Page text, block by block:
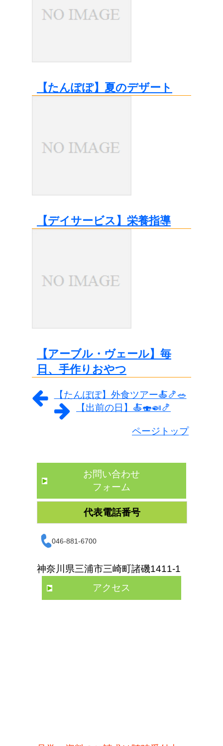
【たんぽぽ】夏のデザート
【デイサービス】栄養指導
【アーブル・ヴェール】毎
日、手作りおやつ
【たんぽぽ】外食ツアー🍝🍤🥗
【出前の日】🍝🍣🍛🍤
ページトップ
お問い合わせ
フォーム
代表電話番号
046-881-6700
神奈川県三浦市三崎町諸磯1411-1
アクセス